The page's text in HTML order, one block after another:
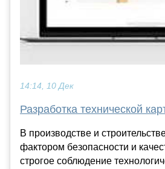
14:14, 10 Дек
Разработка технической
В производстве и
фактором безопасности и
строгое соблюдение